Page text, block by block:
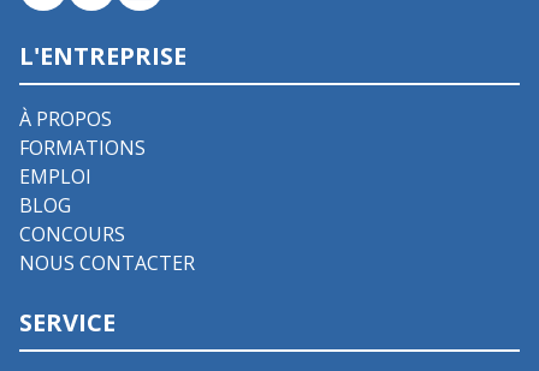
L'ENTREPRISE
À PROPOS
FORMATIONS
EMPLOI
BLOG
CONCOURS
NOUS CONTACTER
SERVICE